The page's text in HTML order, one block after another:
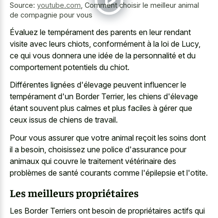
Source: youtube.com Comment choisir le meilleur animal
de compagnie pour vous
Évaluez le tempérament des parents en leur rendant
visite avec leurs chiots, conformément à la loi de Lucy,
ce qui vous donnera une idée de la personnalité et du
comportement potentiels du chiot.
Différentes lignées d'élevage peuvent influencer le
tempérament d'un Border Terrier, les chiens d'élevage
étant souvent plus calmes et plus faciles à gérer que
ceux issus de chiens de travail.
Pour vous assurer que votre animal reçoit les soins dont
il a besoin, choisissez une police d'assurance pour
animaux qui couvre le traitement vétérinaire des
problèmes de santé courants comme l'épilepsie et l'otite.
Les meilleurs propriétaires
Les Border Terriers ont besoin de propriétaires actifs qui